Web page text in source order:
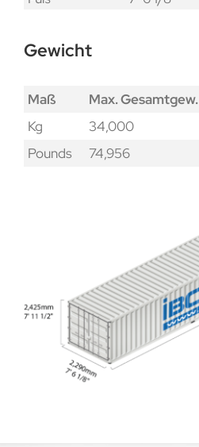
Gewicht
Maß Max. Gesamtgew.
Kg
34,000
Pounds
74,956